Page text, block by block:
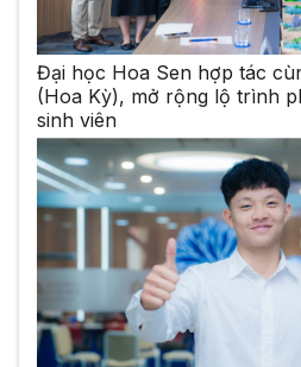
Đại học Hoa Sen hợp tác
(Hoa Kỳ), mở rộng lộ trình
sinh viên